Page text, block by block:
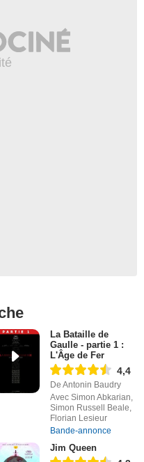
La Bataille de
Gaulle - partie 1 :
L'Âge de Fer
4,4
De Antonin Baudry
Avec Simon Abkarian,
Simon Russell Beale,
Florian Lesieur
Bande-annonce
Jim Queen